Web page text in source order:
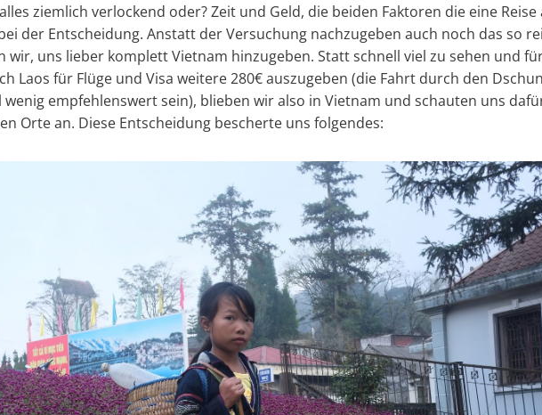
ziemlich verlockend oder? Zeit und Geld, die beiden Faktoren die eine
der Entscheidung. Anstatt der Versuchung nachzugeben auch noch das so
wir, uns lieber komplett Vietnam hinzugeben. Statt schnell viel zu sehen und
Laos für Flüge und Visa weitere 280€ auszugeben (die Fahrt durch den
wenig empfehlenswert sein), blieben wir also in Vietnam und schauten uns
Orte an. Diese Entscheidung bescherte uns folgendes: